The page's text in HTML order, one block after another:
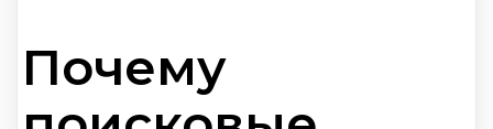
Почему